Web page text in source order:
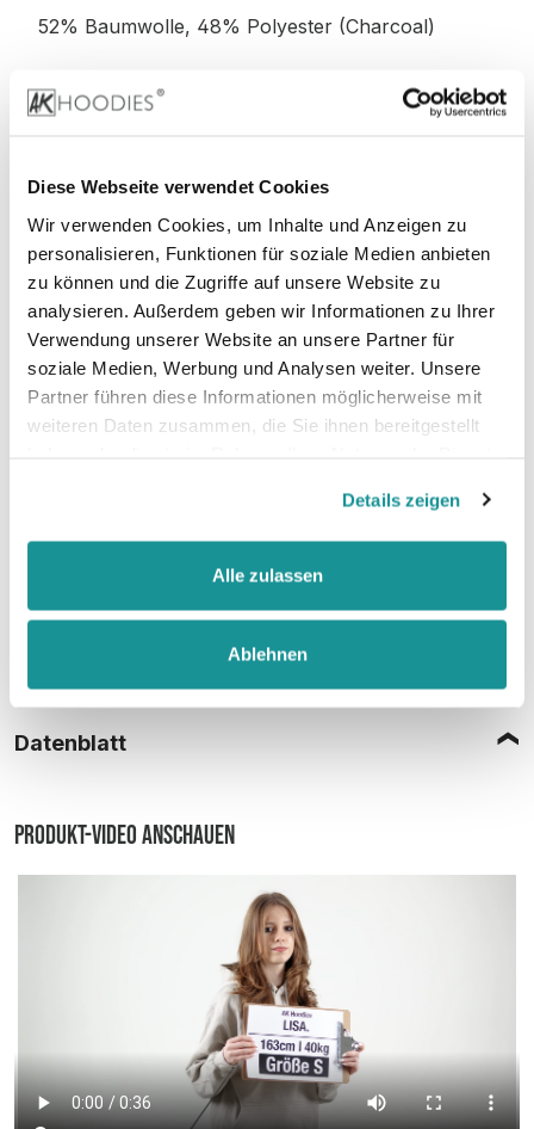
Diese Webseite verwendet Cookies
Wir verwenden Cookies, um Inhalte und Anzeigen zu
personalisieren, Funktionen für soziale Medien anbieten
zu können und die Zugriffe auf unsere Website zu
analysieren. Außerdem geben wir Informationen zu Ihrer
Verwendung unserer Website an unsere Partner für
soziale Medien, Werbung und Analysen weiter. Unsere
Partner führen diese Informationen möglicherweise mit
weiteren Daten zusammen, die Sie ihnen bereitgestellt
Details zeigen
Alle zulassen
Ablehnen
52% Baumwolle, 48% Polyester (Charcoal)
52% Baumwolle, 48% Polyester (Graphite
Heather)
Stoffgewicht : 280 g/m²
Zertifizierungen:
PETA-Vegan, WRAP, faire Arbeitsbedingungen,
REACH, Sedex
Datenblatt
Produkt-Video anschauen